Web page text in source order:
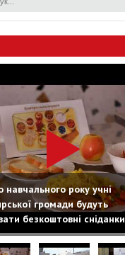
навчального року учні
громади будуть
безкоштовні сніданки